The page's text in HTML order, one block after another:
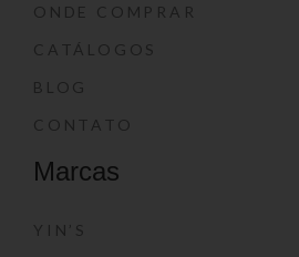
ONDE COMPRAR
CATÁLOGOS
BLOG
CONTATO
Marcas
YIN’S